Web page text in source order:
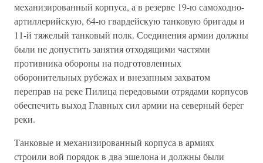
механизированный корпуса, а в резерве 19-ю самоходно-
артиллерийскую, 64-ю гвардейскую танковую бригады и
11-й тяжелый танковый полк. Соединения армии должны
были не допустить занятия отходящими частями
противника обороны на подготовленных
оборонительных рубежах и внезапным захватом
переправ на реке Пилица передовыми отрядами корпусов
обеспечить выход Главных сил армии на северный берег
реки.
Танковые и механизированный корпуса в армиях
строили вой порядок в два эшелона и должны были